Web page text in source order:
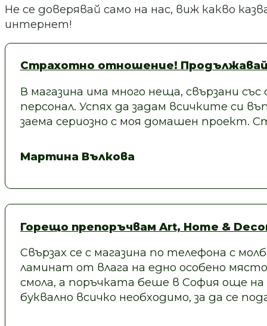
Не се доверявай само на нас, виж какво
интернет!
Страхотно отношение!
В магазина има много неща, свързани
персонал. Успях да задам всичките си
заема сериозно с моя домашен
Мартина Вълкова
Горещо препоръчвам Art, Home &
Свързах се с магазина по телефона с
ламинат от влага на едно особено
смола, а поръчката беше в София още
буквално всичко необходимо, за да се